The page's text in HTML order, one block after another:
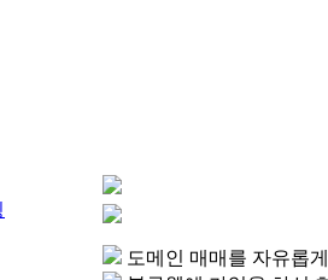
도메인 매매를 자유롭